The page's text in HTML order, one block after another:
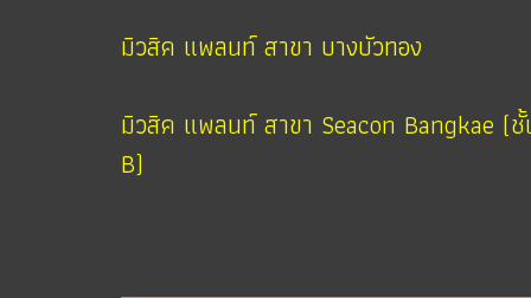
มิวสิค แพลนท์ สาขา บางบัวทอง
มิวสิค แพลนท์ สาขา Seacon Bangkae (
B)